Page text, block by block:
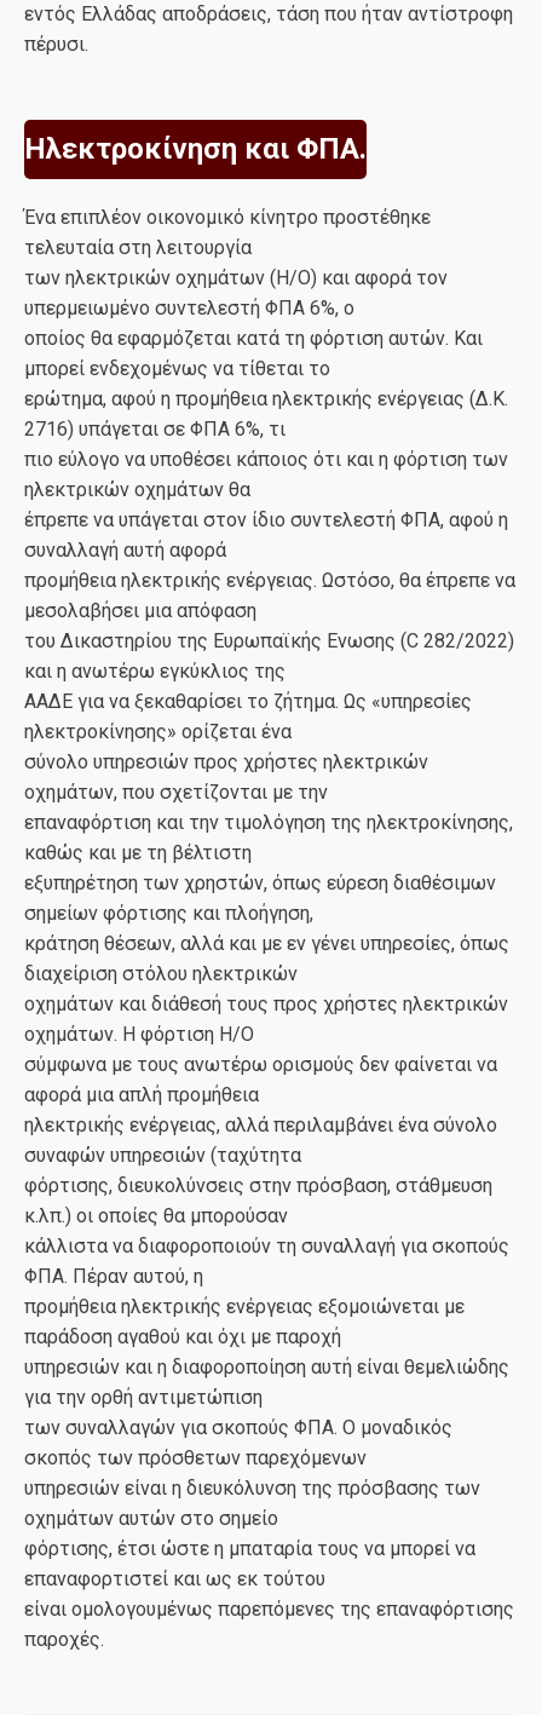
εντός Ελλάδας αποδράσεις, τάση που ήταν αντίστροφη
πέρυσι.
Ηλεκτροκίνηση και ΦΠΑ.
Ένα επιπλέον οικονομικό κίνητρο προστέθηκε
τελευταία στη λειτουργία
των ηλεκτρικών οχημάτων (Η/Ο) και αφορά τον
υπερμειωμένο συντελεστή ΦΠΑ 6%, ο
οποίος θα εφαρμόζεται κατά τη φόρτιση αυτών. Και
μπορεί ενδεχομένως να τίθεται το
ερώτημα, αφού η προμήθεια ηλεκτρικής ενέργειας (Δ.Κ.
2716) υπάγεται σε ΦΠΑ 6%, τι
πιο εύλογο να υποθέσει κάποιος ότι και η φόρτιση των
ηλεκτρικών οχημάτων θα
έπρεπε να υπάγεται στον ίδιο συντελεστή ΦΠΑ, αφού η
συναλλαγή αυτή αφορά
προμήθεια ηλεκτρικής ενέργειας. Ωστόσο, θα έπρεπε να
μεσολαβήσει μια απόφαση
του Δικαστηρίου της Ευρωπαϊκής Ενωσης (C 282/2022)
και η ανωτέρω εγκύκλιος της
ΑΑΔΕ για να ξεκαθαρίσει το ζήτημα. Ως «υπηρεσίες
ηλεκτροκίνησης» ορίζεται ένα
σύνολο υπηρεσιών προς χρήστες ηλεκτρικών
οχημάτων, που σχετίζονται με την
επαναφόρτιση και την τιμολόγηση της ηλεκτροκίνησης,
καθώς και με τη βέλτιστη
εξυπηρέτηση των χρηστών, όπως εύρεση διαθέσιμων
σημείων φόρτισης και πλοήγηση,
κράτηση θέσεων, αλλά και με εν γένει υπηρεσίες, όπως
διαχείριση στόλου ηλεκτρικών
οχημάτων και διάθεσή τους προς χρήστες ηλεκτρικών
οχημάτων. H φόρτιση Η/Ο
σύμφωνα με τους ανωτέρω ορισμούς δεν φαίνεται να
αφορά μια απλή προμήθεια
ηλεκτρικής ενέργειας, αλλά περιλαμβάνει ένα σύνολο
συναφών υπηρεσιών (ταχύτητα
φόρτισης, διευκολύνσεις στην πρόσβαση, στάθμευση
κ.λπ.) οι οποίες θα μπορούσαν
κάλλιστα να διαφοροποιούν τη συναλλαγή για σκοπούς
ΦΠΑ. Πέραν αυτού, η
προμήθεια ηλεκτρικής ενέργειας εξομοιώνεται με
παράδοση αγαθού και όχι με παροχή
υπηρεσιών και η διαφοροποίηση αυτή είναι θεμελιώδης
για την ορθή αντιμετώπιση
των συναλλαγών για σκοπούς ΦΠΑ. O μοναδικός
σκοπός των πρόσθετων παρεχόμενων
υπηρεσιών είναι η διευκόλυνση της πρόσβασης των
οχημάτων αυτών στο σημείο
φόρτισης, έτσι ώστε η μπαταρία τους να μπορεί να
επαναφορτιστεί και ως εκ τούτου
είναι ομολογουμένως παρεπόμενες της επαναφόρτισης
παροχές.